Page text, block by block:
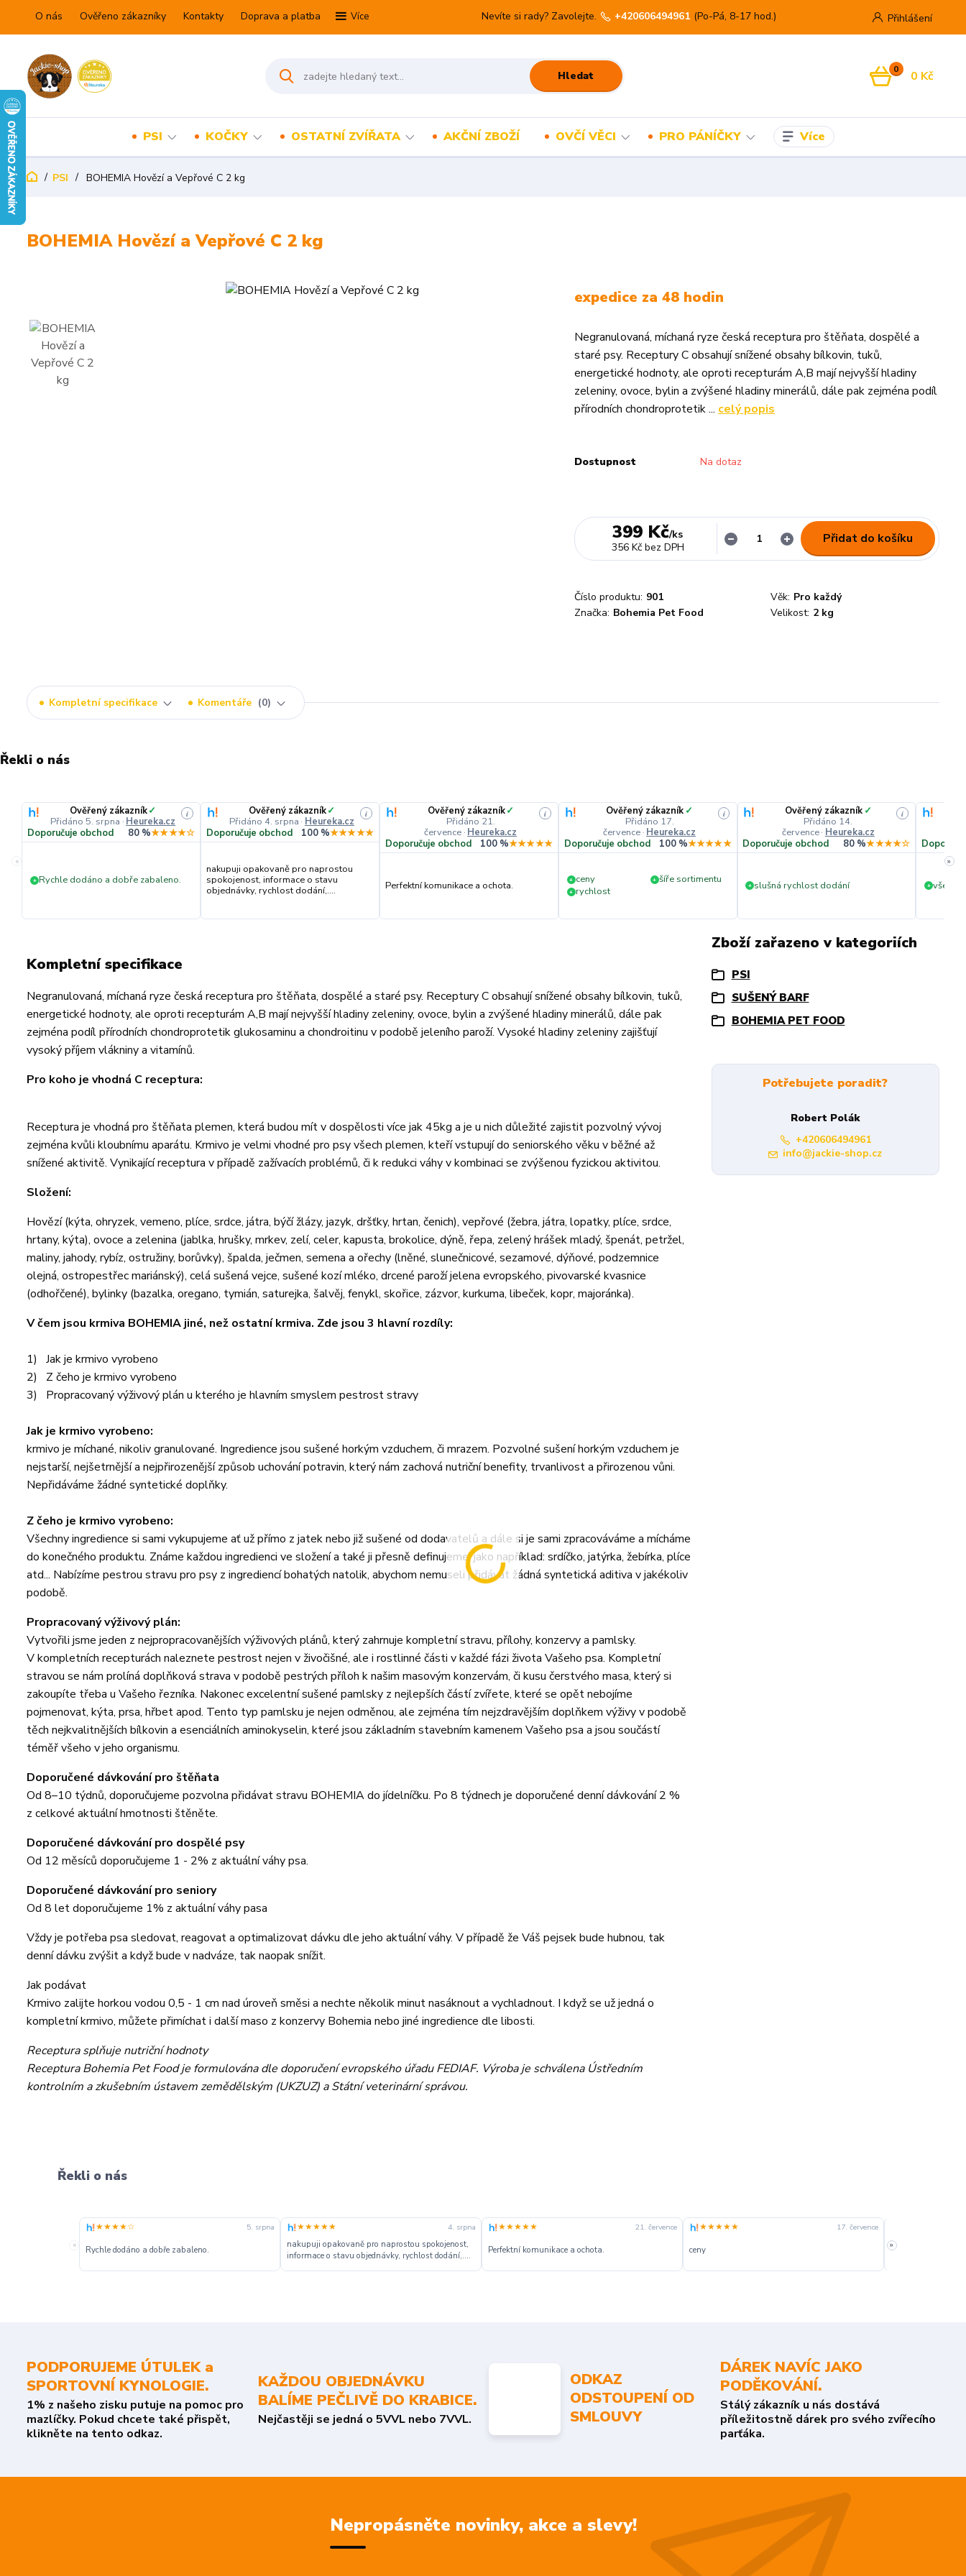
O nás Ověřeno zákazníky Kontakty Doprava a platba Více Přihlášení
Hledat
Nevíte si rady? Zavolejte. +420606494961 (Po-Pá, 8-17 hod.)
0 0 Kč
PSI KOČKY OSTATNÍ ZVÍŘATA AKČNÍ ZBOŽÍ OVČÍ VĚCI PRO PÁNÍČKY Více
PSI BOHEMIA Hovězí a Vepřové C 2 kg
BOHEMIA Hovězí a Vepřové C 2 kg
expedice za 48 hodin
Negranulovaná, míchaná ryze česká receptura pro štěňata, dospělé a
staré psy. Receptury C obsahují snížené obsahy bílkovin, tuků,
energetické hodnoty, ale oproti recepturám A,B mají nejvyšší hladiny
zeleniny, ovoce, bylin a zvýšené hladiny minerálů, dále pak zejména podíl
přírodních chondroprotetik ... celý popis
Dostupnost Na dotaz
399 Kč/ks
356 Kč bez DPH
Přidat do košíku
Číslo produktu: 901 Věk: Pro každý
Značka: Bohemia Pet Food Velikost: 2 kg
Kompletní specifikace Komentáře 0
Řekli o nás
«
Ověřený zákazník✓
Přidáno 5. srpna · Heureka.cz
i
Doporučuje obchod 80 %★★★★☆
+ Rychle dodáno a dobře zabaleno.
Ověřený zákazník✓
Přidáno 4. srpna · Heureka.cz
i
Doporučuje obchod 100 %★★★★★
nakupuji opakovaně pro naprostou
spokojenost, informace o stavu
objednávky, rychlost dodání,....
Ověřený zákazník✓
Přidáno 21.
července · Heureka.cz
i
Doporučuje obchod 100 %★★★★★
Perfektní komunikace a ochota.
Ověřený zákazník ✓
Přidáno 17.
července · Heureka.cz
i
Doporučuje obchod 100 %★★★★★
+ ceny + šíře sortimentu
+ rychlost
Ověřený zákazník ✓
Přidáno 14.
července· Heureka.cz
i
Doporučuje obchod 80 %★★★★☆
+ slušná rychlost dodání + vše v
»
Kompletní specifikace
Negranulovaná, míchaná ryze česká receptura pro štěňata, dospělé a staré psy. Receptury C obsahují snížené obsahy bílkovin, tuků,
energetické hodnoty, ale oproti recepturám A,B mají nejvyšší hladiny zeleniny, ovoce, bylin a zvýšené hladiny minerálů, dále pak
zejména podíl přírodních chondroprotetik glukosaminu a chondroitinu v podobě jeleního paroží. Vysoké hladiny zeleniny zajišťují
vysoký příjem vlákniny a vitamínů.
Pro koho je vhodná C receptura:
Receptura je vhodná pro štěňata plemen, která budou mít v dospělosti více jak 45kg a je u nich důležité zajistit pozvolný vývoj
zejména kvůli kloubnímu aparátu. Krmivo je velmi vhodné pro psy všech plemen, kteří vstupují do seniorského věku v běžné až
snížené aktivitě. Vynikající receptura v případě zažívacích problémů, či k redukci váhy v kombinaci se zvýšenou fyzickou aktivitou.
Složení:
Hovězí (kýta, ohryzek, vemeno, plíce, srdce, játra, býčí žlázy, jazyk, dršťky, hrtan, čenich), vepřové (žebra, játra, lopatky, plíce, srdce,
hrtany, kýta), ovoce a zelenina (jablka, hrušky, mrkev, zelí, celer, kapusta, brokolice, dýně, řepa, zelený hrášek mladý, špenát, petržel,
maliny, jahody, rybíz, ostružiny, borůvky), špalda, ječmen, semena a ořechy (lněné, slunečnicové, sezamové, dýňové, podzemnice
olejná, ostropestřec mariánský), celá sušená vejce, sušené kozí mléko, drcené paroží jelena evropského, pivovarské kvasnice
(odhořčené), bylinky (bazalka, oregano, tymián, saturejka, šalvěj, fenykl, skořice, zázvor, kurkuma, libeček, kopr, majoránka).
V čem jsou krmiva BOHEMIA jiné, než ostatní krmiva. Zde jsou 3 hlavní rozdíly:
1) Jak je krmivo vyrobeno
2) Z čeho je krmivo vyrobeno
3) Propracovaný výživový plán u kterého je hlavním smyslem pestrost stravy
Jak je krmivo vyrobeno:
krmivo je míchané, nikoliv granulované. Ingredience jsou sušené horkým vzduchem, či mrazem. Pozvolné sušení horkým vzduchem je
nejstarší, nejšetrnější a nejpřirozenější způsob uchování potravin, který nám zachová nutriční benefity, trvanlivost a přirozenou vůni.
Nepřidáváme žádné syntetické doplňky.
Z čeho je krmivo vyrobeno:
Všechny ingredience si sami vykupujeme ať už přímo z jatek nebo již sušené od dodavatelů a dále si je sami zpracováváme a mícháme
do konečného produktu. Známe každou ingredienci ve složení a také ji přesně definujeme, jako například: srdíčko, jatýrka, žebírka, plíce
atd... Nabízíme pestrou stravu pro psy z ingrediencí bohatých natolik, abychom nemuseli přidávat žádná syntetická aditiva v jakékoliv
podobě.
Propracovaný výživový plán:
Vytvořili jsme jeden z nejpropracovanějších výživových plánů, který zahrnuje kompletní stravu, přílohy, konzervy a pamlsky.
V kompletních recepturách naleznete pestrost nejen v živočišné, ale i rostlinné části v každé fázi života Vašeho psa. Kompletní
stravou se nám prolíná doplňková strava v podobě pestrých příloh k našim masovým konzervám, či kusu čerstvého masa, který si
zakoupíte třeba u Vašeho řezníka. Nakonec excelentní sušené pamlsky z nejlepších částí zvířete, které se opět nebojíme
pojmenovat, kýta, prsa, hřbet apod. Tento typ pamlsku je nejen odměnou, ale zejména tím nejzdravějším doplňkem výživy v podobě
těch nejkvalitnějších bílkovin a esenciálních aminokyselin, které jsou základním stavebním kamenem Vašeho psa a jsou součástí
téměř všeho v jeho organismu.
Doporučené dávkování pro štěňata
Od 8–10 týdnů, doporučujeme pozvolna přidávat stravu BOHEMIA do jídelníčku. Po 8 týdnech je doporučené denní dávkování 2 %
z celkové aktuální hmotnosti štěněte.
Doporučené dávkování pro dospělé psy
Od 12 měsíců doporučujeme 1 - 2% z aktuální váhy psa.
Doporučené dávkování pro seniory
Od 8 let doporučujeme 1% z aktuální váhy pasa
Vždy je potřeba psa sledovat, reagovat a optimalizovat dávku dle jeho aktuální váhy. V případě že Váš pejsek bude hubnou, tak
denní dávku zvýšit a když bude v nadváze, tak naopak snížit.
Jak podávat
Krmivo zalijte horkou vodou 0,5 - 1 cm nad úroveň směsi a nechte několik minut nasáknout a vychladnout. I když se už jedná o
kompletní krmivo, můžete přimíchat i další maso z konzervy Bohemia nebo jiné ingredience dle libosti.
Receptura splňuje nutriční hodnoty
Receptura Bohemia Pet Food je formulována dle doporučení evropského úřadu FEDIAF. Výroba je schválena Ústředním
kontrolním a zkušebním ústavem zemědělským (UKZUZ) a Státní veterinární správou.
Zboží zařazeno v kategoriích
PSI
SUŠENÝ BARF
BOHEMIA PET FOOD
Potřebujete poradit?
Robert Polák
+420606494961
info@jackie-shop.cz
Řekli o nás
«
★★★★☆ 5. srpna
Rychle dodáno a dobře zabaleno.
★★★★★ 4. srpna
nakupuji opakovaně pro naprostou spokojenost,
informace o stavu objednávky, rychlost dodání,....
★★★★★ 21. července
Perfektní komunikace a ochota.
★★★★★ 17. července
ceny
slušná rychlost
»
PODPORUJEME ÚTULEK a
SPORTOVNÍ KYNOLOGIE.
1% z našeho zisku putuje na pomoc pro
mazlíčky. Pokud chcete také přispět,
klikněte na tento odkaz.
KAŽDOU OBJEDNÁVKU
BALÍME PEČLIVĚ DO KRABICE.
Nejčastěji se jedná o 5VVL nebo 7VVL.
ODKAZ
ODSTOUPENÍ OD
SMLOUVY
DÁREK NAVÍC JAKO
PODĚKOVÁNÍ.
Stálý zákazník u nás dostává
příležitostně dárek pro svého zvířecího
parťáka.
Nepropásněte novinky, akce a slevy!